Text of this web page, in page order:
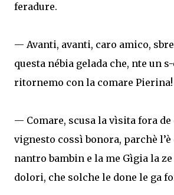
feradure.
— Avanti, avanti, caro amico,
questa nébia gelada che, nte un
ritornemo con la comare Pierina!
— Comare, scusa la vìsita fora de
vignesto cossì bonora, parchè
nantro bambin e la me Gìgia la
dolori, che solche le done le ga